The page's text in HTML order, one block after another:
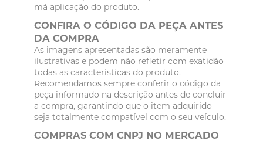
má aplicação do produto.
CONFIRA O CÓDIGO DA PEÇA ANTES
DA COMPRA
As imagens apresentadas são meramente
ilustrativas e podem não refletir com exatidão
todas as características do produto.
Recomendamos sempre conferir o código da
peça informado na descrição antes de concluir
a compra, garantindo que o item adquirido
seja totalmente compatível com o seu veículo.
COMPRAS COM CNPJ NO MERCADO